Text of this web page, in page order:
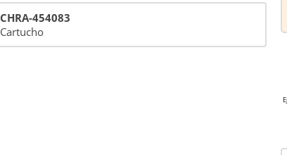
CHRA-454083
Cartucho